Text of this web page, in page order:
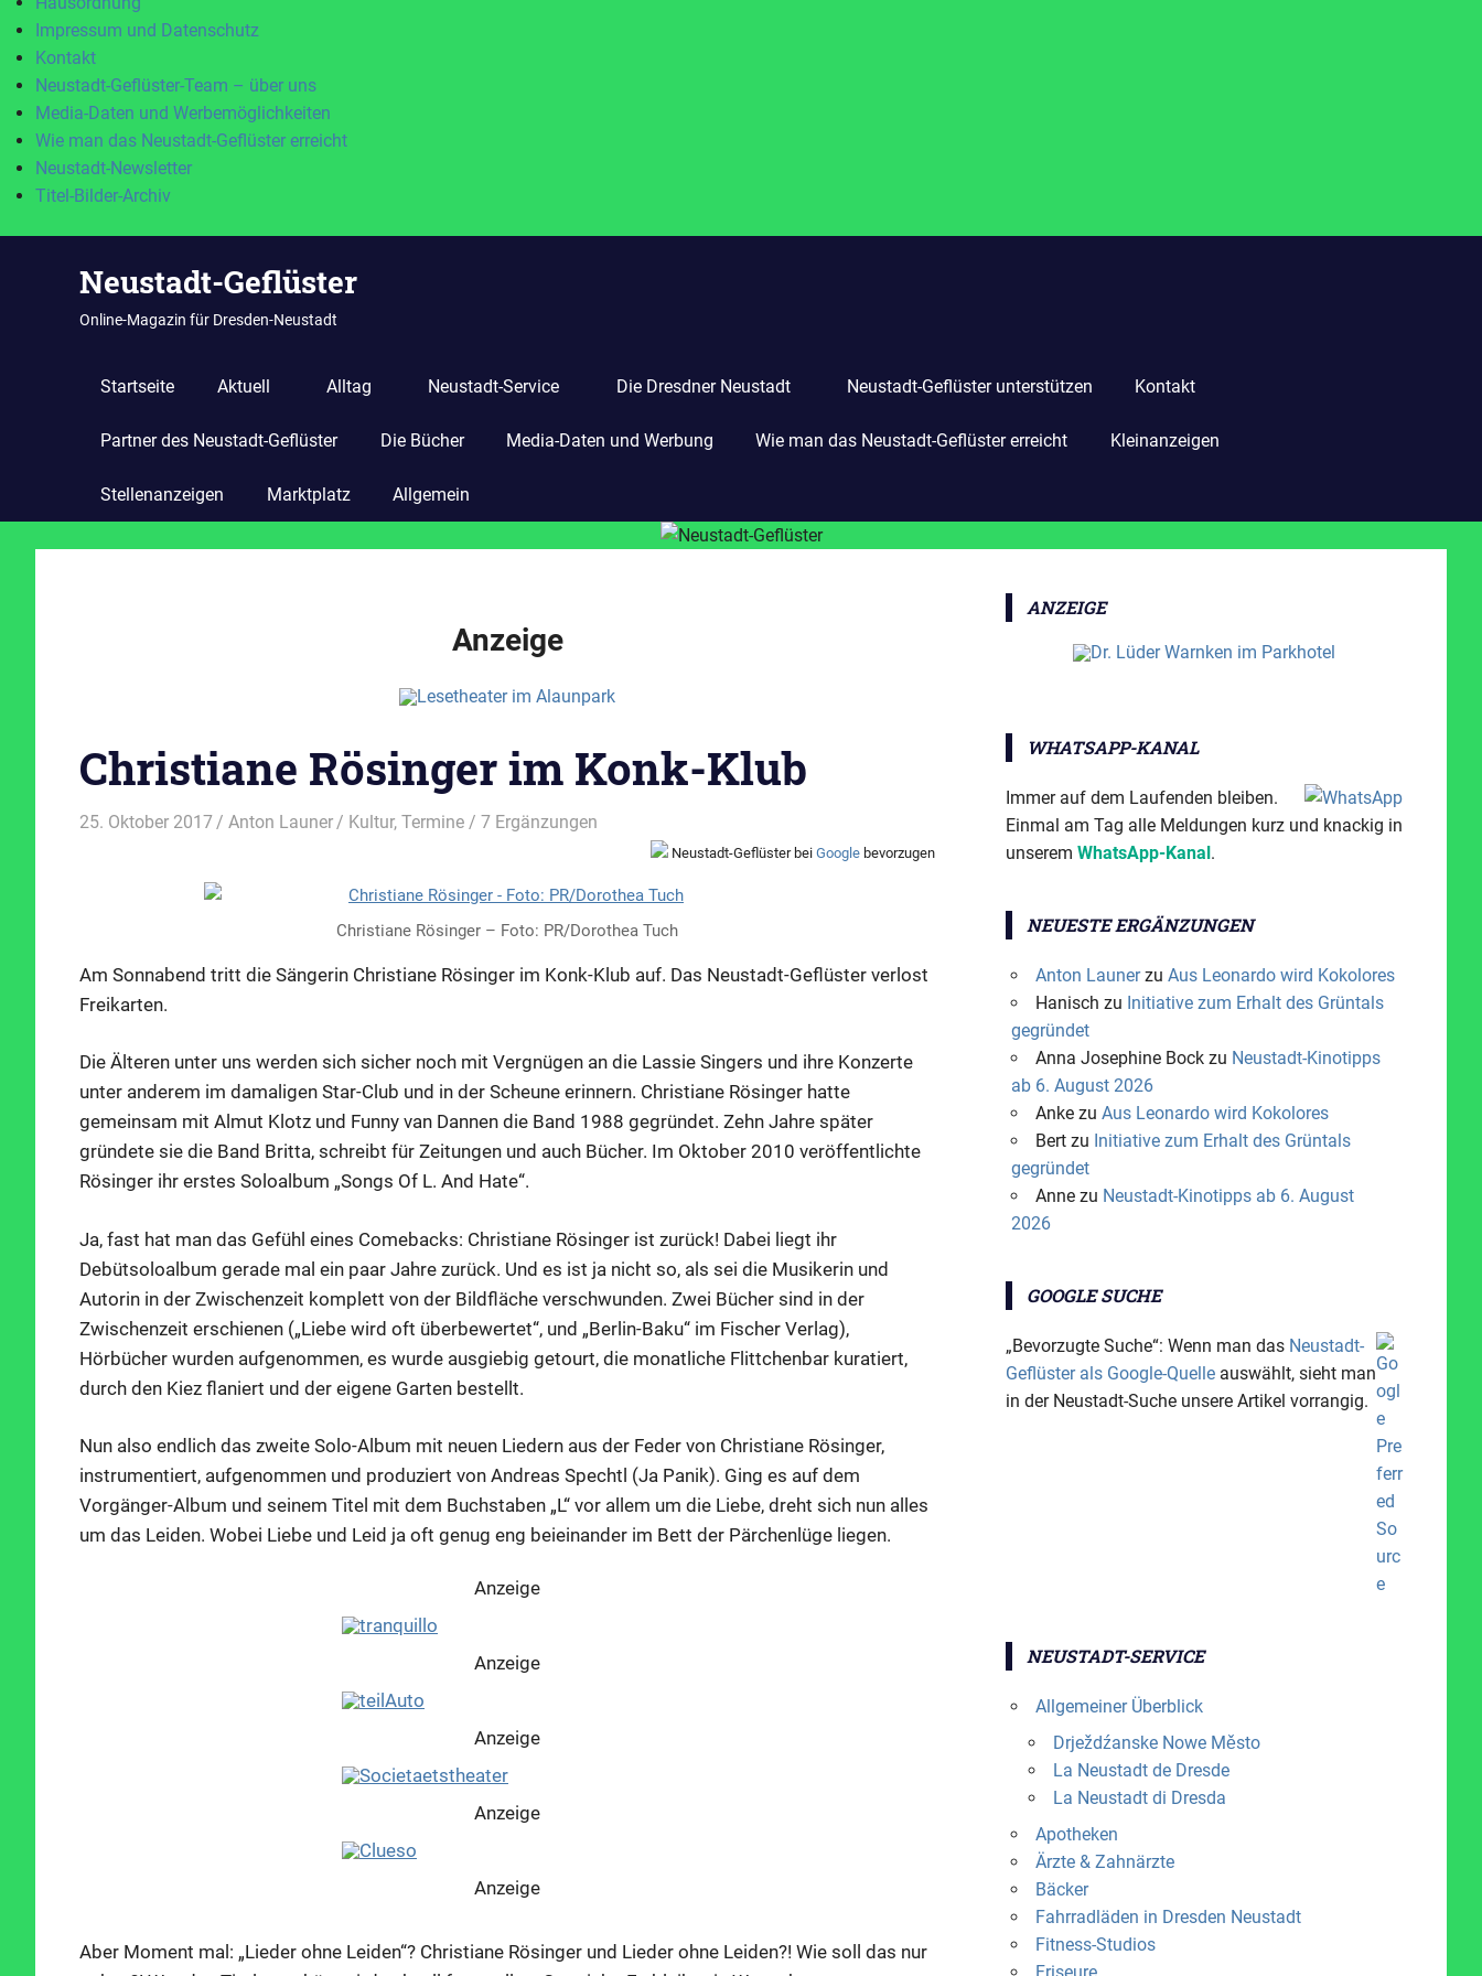
Impressum und Datenschutz
Kontakt
Neustadt-Geflüster-Team – über uns
Media-Daten und Werbemöglichkeiten
Wie man das Neustadt-Geflüster erreicht
Neustadt-Newsletter
Titel-Bilder-Archiv
Neustadt-Geflüster
Online-Magazin für Dresden-Neustadt
Startseite Aktuell Alltag Neustadt-Service Die Dresdner Neustadt Neustadt-Geflüster unterstützen Kontakt
Partner des Neustadt-Geflüster Die Bücher Media-Daten und Werbung Wie man das Neustadt-Geflüster erreicht Kleinanzeigen
Stellenanzeigen Marktplatz Allgemein
Anzeige
Christiane Rösinger im Konk-Klub
25. Oktober 2017 Anton Launer Kultur,Termine / 7 Ergänzungen
Neustadt-Geflüster bei Google bevorzugen
Christiane Rösinger – Foto: PR/Dorothea Tuch
Am Sonnabend tritt die Sängerin Christiane Rösinger im Konk-Klub auf. Das Neustadt-Geflüster verlost
Freikarten.
Die Älteren unter uns werden sich sicher noch mit Vergnügen an die Lassie Singers und ihre Konzerte
unter anderem im damaligen Star-Club und in der Scheune erinnern. Christiane Rösinger hatte
gemeinsam mit Almut Klotz und Funny van Dannen die Band 1988 gegründet. Zehn Jahre später
gründete sie die Band Britta, schreibt für Zeitungen und auch Bücher. Im Oktober 2010 veröffentlichte
Rösinger ihr erstes Soloalbum „Songs Of L. And Hate“.
Ja, fast hat man das Gefühl eines Comebacks: Christiane Rösinger ist zurück! Dabei liegt ihr
Debütsoloalbum gerade mal ein paar Jahre zurück. Und es ist ja nicht so, als sei die Musikerin und
Autorin in der Zwischenzeit komplett von der Bildfläche verschwunden. Zwei Bücher sind in der
Zwischenzeit erschienen („Liebe wird oft überbewertet“, und „Berlin-Baku“ im Fischer Verlag),
Hörbücher wurden aufgenommen, es wurde ausgiebig getourt, die monatliche Flittchenbar kuratiert,
durch den Kiez flaniert und der eigene Garten bestellt.
Nun also endlich das zweite Solo-Album mit neuen Liedern aus der Feder von Christiane Rösinger,
instrumentiert, aufgenommen und produziert von Andreas Spechtl (Ja Panik). Ging es auf dem
Vorgänger-Album und seinem Titel mit dem Buchstaben „L“ vor allem um die Liebe, dreht sich nun alles
um das Leiden. Wobei Liebe und Leid ja oft genug eng beieinander im Bett der Pärchenlüge liegen.
Anzeige
Anzeige
Anzeige
Anzeige
Anzeige
Anzeige
Aber Moment mal: „Lieder ohne Leiden“? Christiane Rösinger und Lieder ohne Leiden?! Wie soll das nur
ANZEIGE
WHATSAPP-KANAL
Immer auf dem Laufenden bleiben.
Einmal am Tag alle Meldungen kurz und knackig in
unserem WhatsApp-Kanal.
NEUESTE ERGÄNZUNGEN
Anton Launerzu Aus Leonardo wird Kokolores
Hanisch zu Initiative zum Erhalt des Grüntals
gegründet
Anna Josephine Bockzu Neustadt-Kinotipps
ab 6. August 2026
Ankezu Aus Leonardo wird Kokolores
Bertzu Initiative zum Erhalt des Grüntals
gegründet
Annezu Neustadt-Kinotipps ab 6. August
2026
GOOGLE SUCHE
„Bevorzugte Suche“: Wenn man das Neustadt-
Geflüster als Google-Quelle auswählt, sieht man
in der Neustadt-Suche unsere Artikel vorrangig.
NEUSTADT-SERVICE
Allgemeiner Überblick
Drježdźanske Nowe Město
La Neustadt de Dresde
La Neustadt di Dresda
Apotheken
Ärzte & Zahnärzte
Bäcker
Fahrradläden in Dresden Neustadt
Fitness-Studios
Friseure